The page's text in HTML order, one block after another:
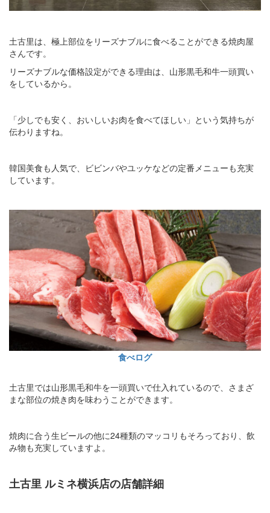
土古里は、極上部位をリーズナブルに食べることができる焼肉屋
さんです。
リーズナブルな価格設定ができる理由は、山形黒毛和牛一頭買い
をしているから。
「少しでも安く、おいしいお肉を食べてほしい」という気持ちが
伝わりますね。
韓国美食も人気で、ビビンバやユッケなどの定番メニューも充実
しています。
食べログ
土古里では山形黒毛和牛を一頭買いで仕入れているので、さまざ
まな部位の焼き肉を味わうことができます。
焼肉に合う生ビールの他に24種類のマッコリもそろっており、飲
み物も充実していますよ。
土古里 ルミネ横浜店の店舗詳細